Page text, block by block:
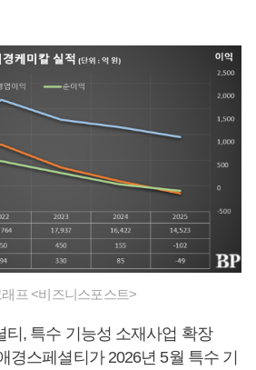
프 <비즈니스포스트>
, 특수 기능성 소재사업 확장
경스페셜티가 2026년 5월 특수 기